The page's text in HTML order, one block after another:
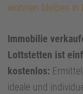
wohnen bleiben in
Immobilie
Lottstetten ist
kostenlos:
ideale und